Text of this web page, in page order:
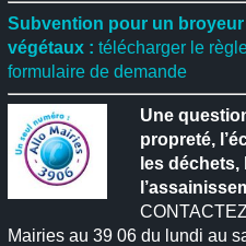
Subvention pour un broyeur
végétaux : télécharger le
formulaire de demande
Une
propreté,
les déchets,
Mairies au 39 06 du lundi au